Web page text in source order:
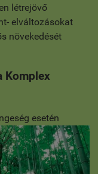
létrejövő
elváltozásokat
növekedését
Komplex
esetén